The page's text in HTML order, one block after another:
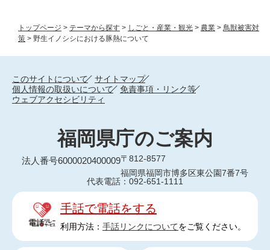
トップページ > テーマから探す > しごと・産業・観光 > 農業 > 鳥獣被害対
策 > 野生イノシシにおける豚熱について
このサイトについて
サイトマップ
個人情報の取扱いについて
免責事項・リンク等
ウェブアクセシビリティ
福岡県庁のご案内
法人番号6000020400009〒812-8577
福岡県福岡市博多区東公園7番7号
代表電話：092-651-1111
手話で電話をする
利用方法： 手話リンクについてをご覧ください。